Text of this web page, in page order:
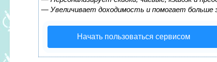
— Увеличивает доходимость и помогает
Начать пользоваться сервисом